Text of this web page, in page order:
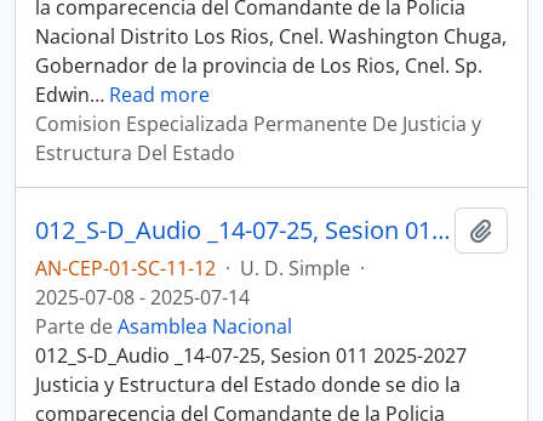
la comparecencia del Comandante de la Policia
Nacional Distrito Los Rios, Cnel. Washington Chuga,
Gobernador de la provincia de Los Rios, Cnel. Sp.
Edwin… Read more
Comision Especializada Permanente De Justicia y
Estructura Del Estado
012_S-D_Audio _14-07-25, Sesion 011 Justicia y Estructura del Estado
AN-CEP-01-SC-11-12 · U. D. Simple ·
2025-07-08 - 2025-07-14
Parte deAsamblea Nacional
012_S-D_Audio _14-07-25, Sesion 011 2025-2027
Justicia y Estructura del Estado donde se dio la
comparecencia del Comandante de la Policia